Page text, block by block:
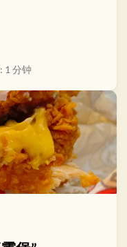
1 分钟